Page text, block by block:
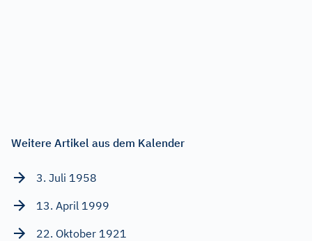
Weitere Artikel aus dem Kalender
3. Juli 1958
13. April 1999
22. Oktober 1921